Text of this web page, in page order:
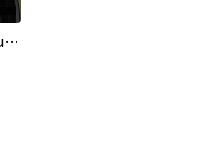
Orff: Carmina Burana